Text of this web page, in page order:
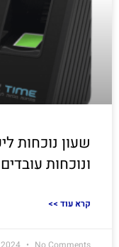
שעון נוכחות
ונוכחות
<< קרא עוד